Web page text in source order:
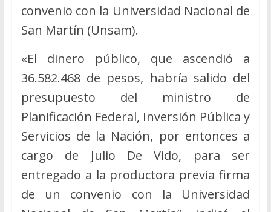
convenio con la Universidad Nacional de
San Martín (Unsam).
«El dinero público, que ascendió a
36.582.468 de pesos, habría salido del
presupuesto del ministro de
Planificación Federal, Inversión Pública y
Servicios de la Nación, por entonces a
cargo de Julio De Vido, para ser
entregado a la productora previa firma
de un convenio con la Universidad